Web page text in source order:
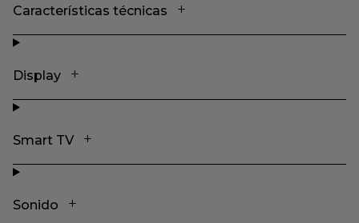
Características técnicas
Display
Smart TV
Sonido